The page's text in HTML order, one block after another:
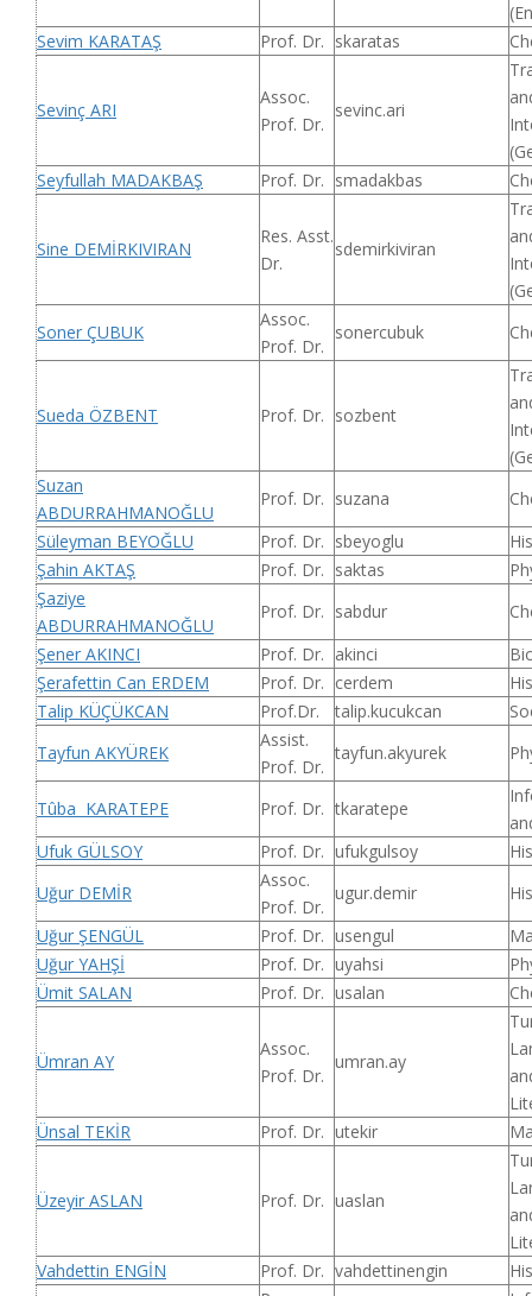
Sevim KARATAŞ
Prof. Dr. skaratas
Sevinç ARI
Assoc.
Prof. Dr.
sevinc.ari
Seyfullah MADAKBAŞ
Prof. Dr. smadakbas
Sine DEMİRKIVIRAN
Res. Asst.
Dr.
sdemirkiviran
Soner ÇUBUK
Assoc.
Prof. Dr.
sonercubuk
Sueda ÖZBENT Prof. Dr. sozbent
Suzan
ABDURRAHMANOĞLU
Prof. Dr. suzana
Süleyman BEYOĞLU
Prof. Dr. sbeyoglu
Şahin AKTAŞ
Prof. Dr. saktas
Şaziye
ABDURRAHMANOĞLU
Prof. Dr. sabdur
Şener AKINCI
Prof. Dr. akinci
Şerafettin Can ERDEM
Prof. Dr. cerdem
Talip KÜÇÜKCAN
Prof.Dr. talip.kucukcan
Tayfun AKYÜREK
Assist.
Prof. Dr.
tayfun.akyurek
Tûba KARATEPE Prof. Dr. tkaratepe
Ufuk GÜLSOY
Prof. Dr. ufukgulsoy
Uğur DEMİR
Assoc.
Prof. Dr.
ugur.demir
Uğur ŞENGÜL
Prof. Dr. usengul
Uğur YAHŞİ
Prof. Dr. uyahsi
Ümit SALAN
Prof. Dr. usalan
Ümran AY
Assoc.
Prof. Dr.
umran.ay
Ünsal TEKİR
Prof. Dr. utekir
Üzeyir ASLAN Prof. Dr. uaslan
Vahdettin ENGİN
Prof. Dr. vahdettinengin